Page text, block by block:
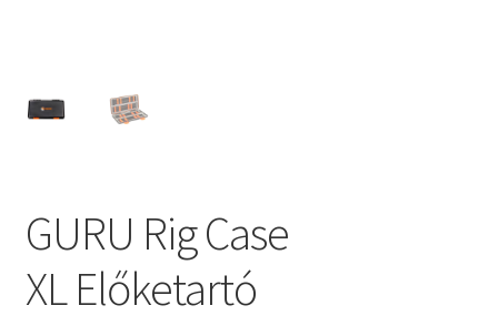
GURU Rig Case
XL Előketartó